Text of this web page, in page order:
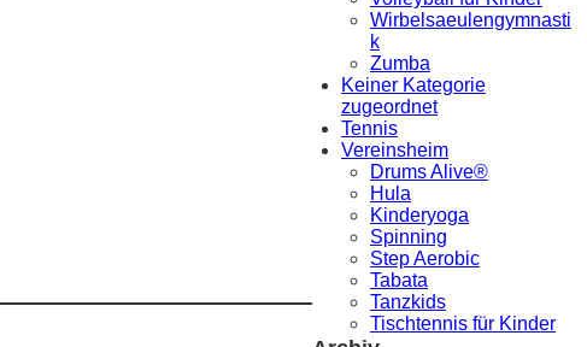
Wirbelsaeulengymnasti
k
Zumba
Keiner Kategorie
zugeordnet
Tennis
Vereinsheim
Drums Alive®
Hula
Kinderyoga
Spinning
Step Aerobic
Tabata
Tanzkids
Tischtennis für Kinder